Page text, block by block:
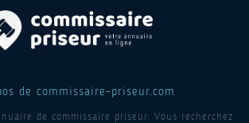
de commissaire-priseur.com
de commissaire priseur. Vous recherchez